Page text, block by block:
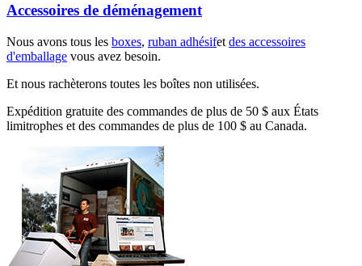
Accessoires de déménagement
Nous avons tous les boxes, ruban adhésifet des accessoires
d'emballage vous avez besoin.
Et nous rachèterons toutes les boîtes non utilisées.
Expédition gratuite des commandes de plus de 50 $ aux États
limitrophes et des commandes de plus de 100 $ au Canada.